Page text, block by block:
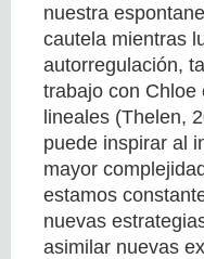
nuestra
cautela mientras
autorregulación,
trabajo con Chloe
lineales (Thelen,
puede inspirar al
mayor
estamos
nuevas
asimilar nuevas